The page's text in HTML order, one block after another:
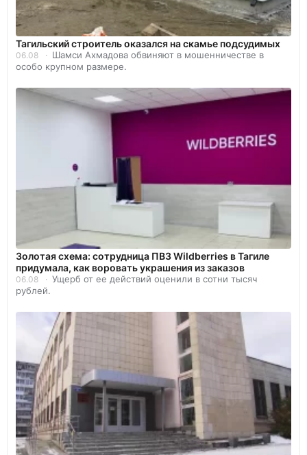
Тагильский строитель оказался на скамье подсудимых
06.08
Шамси Ахмадова обвиняют в мошенничестве в
особо крупном размере.
Золотая схема: сотрудница ПВЗ Wildberries в Тагиле
придумала, как воровать украшения из заказов
06.08
Ущерб от ее действий оценили в сотни тысяч
рублей.